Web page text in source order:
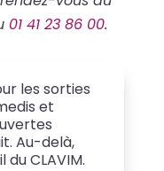
01 41 23 86 00.
les sorties
et
Au-delà,
CLAVIM.